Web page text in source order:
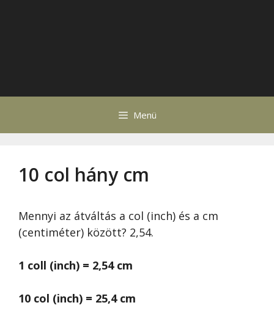
Menü
10 col hány cm
Mennyi az átváltás a col (inch) és a cm
(centiméter) között? 2,54.
1 coll (inch) = 2,54 cm
10 col (inch) = 25,4 cm